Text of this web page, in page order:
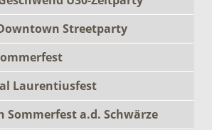
Streetparty
Laurentiusfest
Sommerfest a.d. Schwärze